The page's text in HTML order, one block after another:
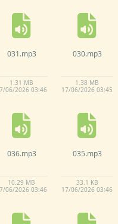
030.mp3
1.38 MB
17/06/2026 03:45
031.mp3
1.31 MB
06/2026 03:46
035.mp3
33.1 KB
17/06/2026 03:46
036.mp3
10.29 MB
06/2026 03:46